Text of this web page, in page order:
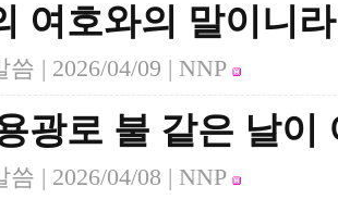
여호와의 말이니라
씀 | 2026/04/09 | NNP
광로 불 같은 날이
씀 | 2026/04/08 | NNP